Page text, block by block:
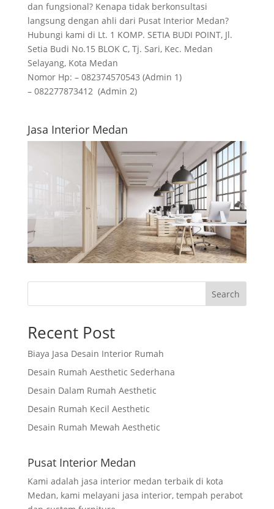
dan fungsional? Kenapa tidak berkonsultasi
langsung dengan ahli dari Pusat Interior Medan?
Hubungi kami di Lt. 1 KOMP. SETIA BUDI POINT, Jl.
Setia Budi No.15 BLOK C, Tj. Sari, Kec. Medan
Selayang, Kota Medan
Nomor Hp: – 082374570543 (Admin 1)
– 082277873412 (Admin 2)
Jasa Interior Medan
Search
Recent Post
Biaya Jasa Desain Interior Rumah
Desain Rumah Aesthetic Sederhana
Desain Dalam Rumah Aesthetic
Desain Rumah Kecil Aesthetic
Desain Rumah Mewah Aesthetic
Pusat Interior Medan
Kami adalah jasa interior medan terbaik di kota
Medan, kami melayani jasa interior, tempah perabot